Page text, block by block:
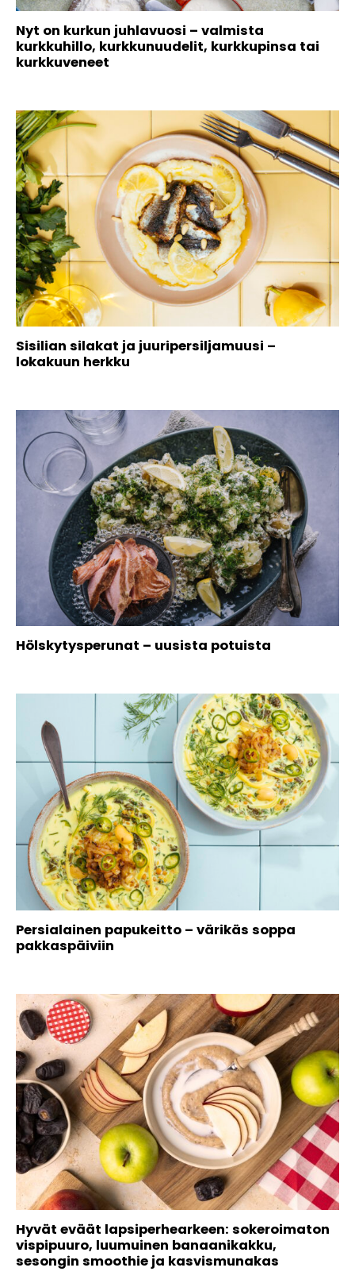
Nyt on kurkun juhlavuosi – valmista
kurkkuhillo, kurkkunuudelit, kurkkupinsa tai
kurkkuveneet
Sisilian silakat ja juuripersiljamuusi –
lokakuun herkku
Hölskytysperunat – uusista potuista
Persialainen papukeitto – värikäs soppa
pakkaspäiviin
Hyvät eväät lapsiperhearkeen: sokeroimaton
vispipuuro, luumuinen banaanikakku,
sesongin smoothie ja kasvismunakas